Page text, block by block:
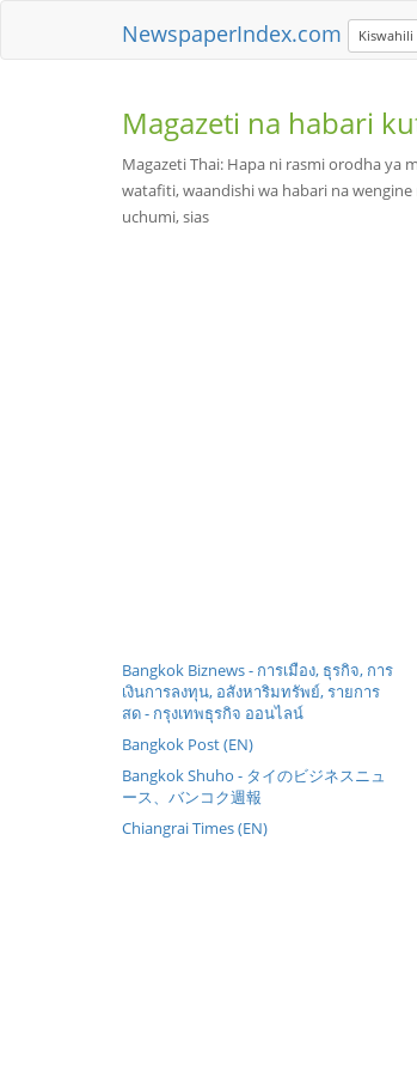
NewspaperIndex.com Kiswahili
Magazeti na habari
Magazeti Thai: Hapa ni rasmi orodha ya
watafiti, waandishi wa habari na wengine
uchumi, sias
Bangkok Biznews - การเมือง, ธุรกิจ, การ
เงินการลงทุน, อสังหาริมทรัพย์, รายการ
สด - กรุงเทพธุรกิจ ออนไลน์
Bangkok Post (EN)
Bangkok Shuho - タイのビジネスニュ
ース、バンコク週報
Chiangrai Times (EN)